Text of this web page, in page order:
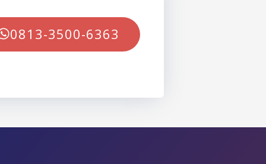
0813-3500-6363